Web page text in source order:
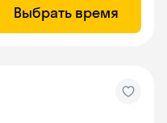
Выбрать время